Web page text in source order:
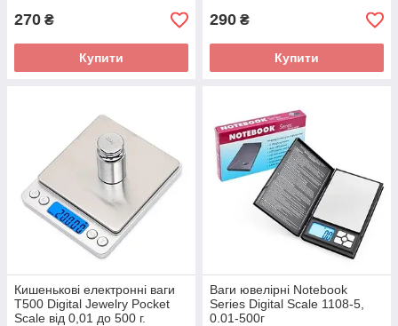
270 ₴
Купити
290 ₴
Купити
Кишенькові електронні ваги
T500 Digital Jewelry Pocket
Scale від 0,01 до 500 г.
Ваги ювелірні Notebook
Series Digital Scale 1108-5,
0.01-500г